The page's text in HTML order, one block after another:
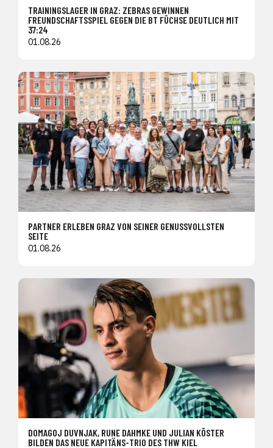
TRAININGSLAGER IN GRAZ: ZEBRAS GEWINNEN
FREUNDSCHAFTSSPIEL GEGEN DIE BT FÜCHSE DEUTLICH MIT
37:24
01.08.26
PARTNER ERLEBEN GRAZ VON SEINER GENUSSVOLLSTEN
SEITE
01.08.26
DOMAGOJ DUVNJAK, RUNE DAHMKE UND JULIAN KÖSTER
BILDEN DAS NEUE KAPITÄNS-TRIO DES THW KIEL